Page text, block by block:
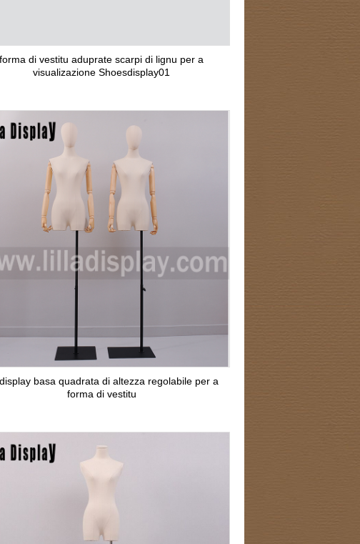
forma di vestitu aduprate scarpi di lignu per a
visualizazione Shoesdisplay01
basa quadrata di altezza regolabile per a
forma di vestitu